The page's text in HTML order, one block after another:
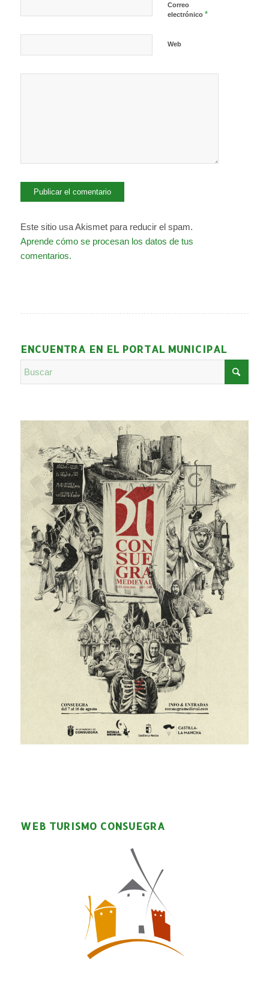
Correo
electrónico *
Web
Este sitio usa Akismet para reducir el spam.
Aprende cómo se procesan los datos de tus
comentarios.
ENCUENTRA EN EL PORTAL MUNICIPAL
WEB TURISMO CONSUEGRA